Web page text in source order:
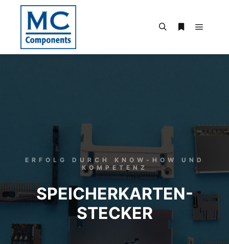
ERFOLG DURCH KNOW-HOW UND
KOMPETENZ
SPEICHERKARTEN-
STECKER